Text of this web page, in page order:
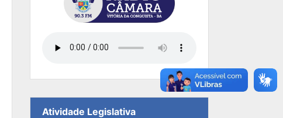
Atividade Legislativa